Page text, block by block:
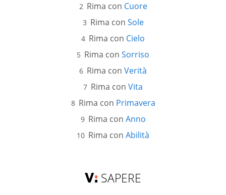
Rima con Cuore
Rima con Sole
Rima con Cielo
Rima con Sorriso
Rima con Verità
Rima con Vita
Rima con Primavera
Rima con Anno
Rima con Abilità
SAPERE